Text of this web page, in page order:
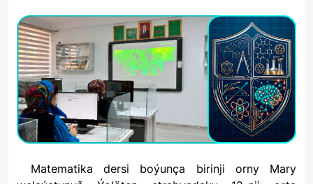
Matematika dersi boýunça birinji orny Mary